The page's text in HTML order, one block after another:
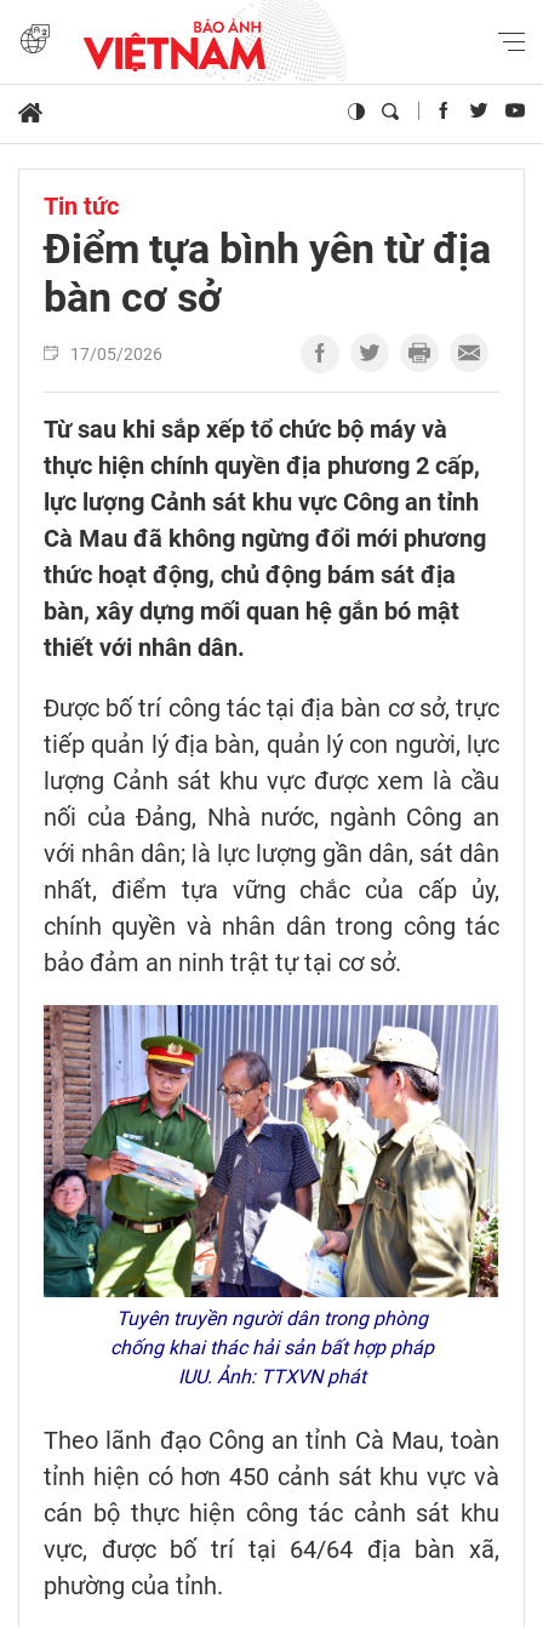
Tin tức
Điểm tựa bình yên từ địa
bàn cơ sở
17/05/2026
Từ sau khi sắp xếp tổ chức bộ máy và
thực hiện chính quyền địa phương 2 cấp,
lực lượng Cảnh sát khu vực Công an tỉnh
Cà Mau đã không ngừng đổi mới phương
thức hoạt động, chủ động bám sát địa
bàn, xây dựng mối quan hệ gắn bó mật
thiết với nhân dân.
Được bố trí công tác tại địa bàn cơ sở, trực
tiếp quản lý địa bàn, quản lý con người, lực
lượng Cảnh sát khu vực được xem là cầu
nối của Đảng, Nhà nước, ngành Công an
với nhân dân; là lực lượng gần dân, sát dân
nhất, điểm tựa vững chắc của cấp ủy,
chính quyền và nhân dân trong công tác
bảo đảm an ninh trật tự tại cơ sở.
Tuyên truyền người dân trong phòng
chống khai thác hải sản bất hợp pháp
IUU. Ảnh: TTXVN phát
Theo lãnh đạo Công an tỉnh Cà Mau, toàn
tỉnh hiện có hơn 450 cảnh sát khu vực và
cán bộ thực hiện công tác cảnh sát khu
vực, được bố trí tại 64/64 địa bàn xã,
phường của tỉnh.